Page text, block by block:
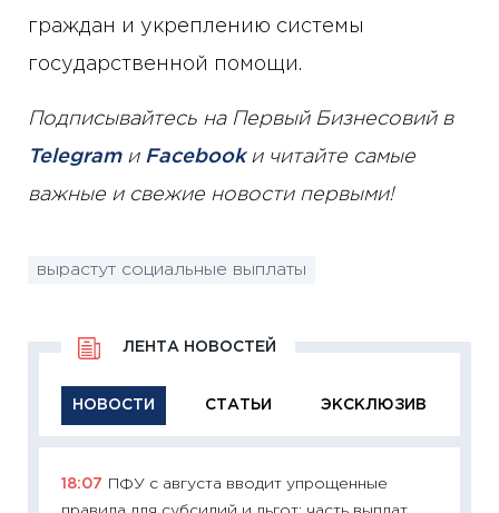
граждан и укреплению системы
государственной помощи.
Подписывайтесь на Первый Бизнесовий в
Telegramи Facebookи читайте самые
важные и свежие новости первыми!
вырастут социальные выплаты
НОВОСТИ СТАТЬИ ЭКСКЛЮЗИВ
ЛЕНТА НОВОСТЕЙ
18:07
ПФУ с августа вводит упрощенные